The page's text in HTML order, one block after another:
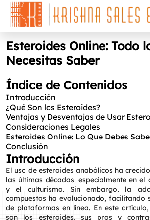
Esteroides Online: Todo
Necesitas Saber
Índice de Contenidos
Introducción
¿Qué Son los Esteroides?
Ventajas y Desventajas de Usar
Consideraciones Legales
Esteroides Online: Lo Que Debes
Conclusión
Introducción
El uso de esteroides anabólicos ha
las últimas décadas, especialmente en
y el culturismo. Sin embargo, la
compuestos ha evolucionado, facilitando
de plataformas en línea. En este
son los esteroides, sus pros y